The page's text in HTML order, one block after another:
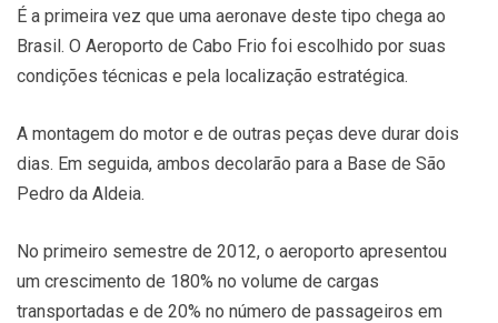
É a primeira vez que uma aeronave deste tipo chega ao
Brasil. O Aeroporto de Cabo Frio foi escolhido por suas
condições técnicas e pela localização estratégica.
A montagem do motor e de outras peças deve durar dois
dias. Em seguida, ambos decolarão para a Base de São
Pedro da Aldeia.
No primeiro semestre de 2012, o aeroporto apresentou
um crescimento de 180% no volume de cargas
transportadas e de 20% no número de passageiros em